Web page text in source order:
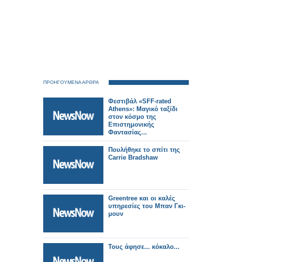
ΠΡΟΗΓΟΥΜΕΝΑ ΑΡΘΡΑ
Φεστιβάλ «SFF-rated
Athens»: Μαγικό ταξίδι
στον κόσμο της
Επιστημονικής
Φαντασίας...
Πουλήθηκε το σπίτι της
Carrie Bradshaw
Greentree και οι καλές
υπηρεσίες του Μπαν Γκι-
μουν
Τους άφησε... κόκαλο...